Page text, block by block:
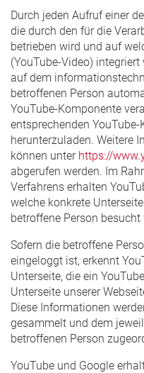
Durch jeden Aufruf einer
die durch den für die
betrieben wird und auf
(YouTube-Video)
auf dem
betroffenen Person
YouTube-Komponente
entsprechenden
herunterzuladen. Weitere
können unter https://
abgerufen werden. Im
Verfahrens erhalten
welche konkrete
betroffene Person besucht
Sofern die betroffene
eingeloggt ist, erkennt
Unterseite, die ein
Unterseite unserer
Diese Informationen
gesammelt und dem
betroffenen Person
YouTube und Google